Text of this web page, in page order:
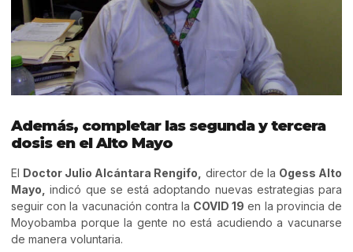
Además, completar las segunda y tercera
dosis en el Alto Mayo
El Doctor Julio Alcántara Rengifo, director de la Ogess Alto
Mayo, indicó que se está adoptando nuevas estrategias para
seguir con la vacunación contra la COVID 19 en la provincia de
Moyobamba porque la gente no está acudiendo a vacunarse
de manera voluntaria.